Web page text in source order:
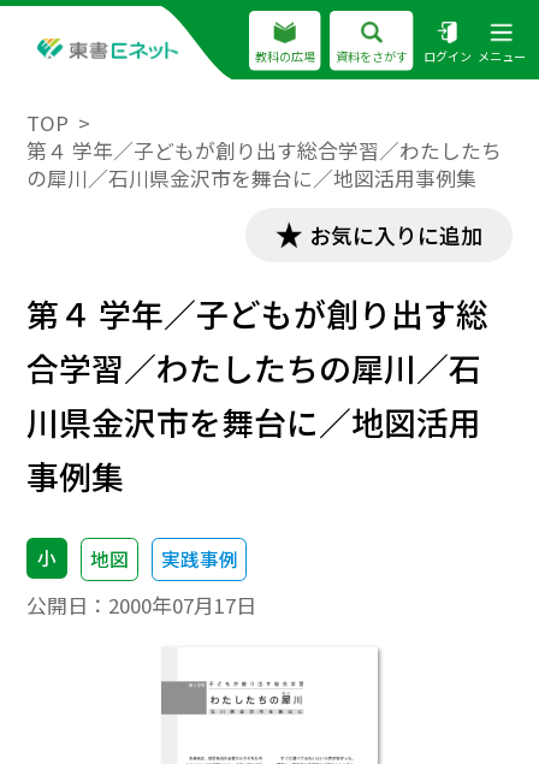
教科の広場 資料をさがす ログイン メニュー
TOP
第４ 学年／子どもが創り出す総合学習／わたしたち
の犀川／石川県金沢市を舞台に／地図活用事例集
お気に入りに追加
第４ 学年／子どもが創り出す総
合学習／わたしたちの犀川／石
川県金沢市を舞台に／地図活用
事例集
小 地図 実践事例
公開日： 2000年07月17日